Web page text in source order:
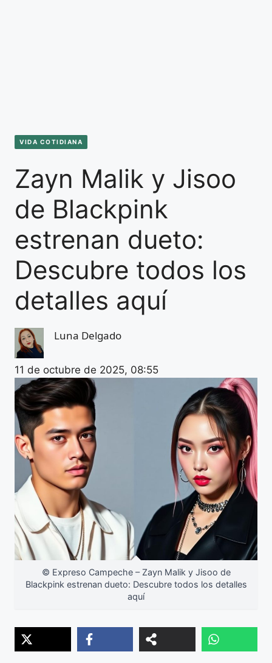
VIDA COTIDIANA
Zayn Malik y Jisoo
de Blackpink
estrenan dueto:
Descubre todos los
detalles aquí
Luna Delgado
11 de octubre de 2025, 08:55
© Expreso Campeche – Zayn Malik y Jisoo de
Blackpink estrenan dueto: Descubre todos los detalles
aquí